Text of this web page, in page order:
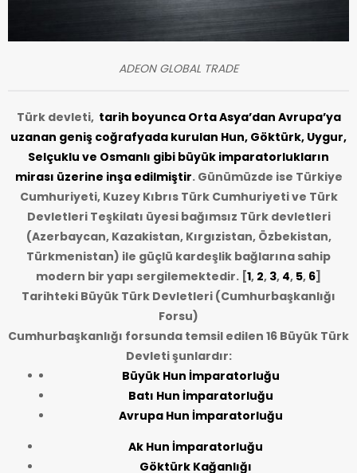
ADEON GLOBAL TRADE
Türk devleti, tarih boyunca Orta Asya’dan Avrupa’ya
uzanan geniş coğrafyada kurulan Hun, Göktürk, Uygur,
Selçuklu ve Osmanlı gibi büyük imparatorlukların
mirası üzerine inşa edilmiştir. Günümüzde ise Türkiye
Cumhuriyeti, Kuzey Kıbrıs Türk Cumhuriyeti ve Türk
Devletleri Teşkilatı üyesi bağımsız Türk devletleri
(Azerbaycan, Kazakistan, Kırgızistan, Özbekistan,
Türkmenistan) ile güçlü kardeşlik bağlarına sahip
modern bir yapı sergilemektedir. [1, 2, 3, 4, 5, 6]
Tarihteki Büyük Türk Devletleri (Cumhurbaşkanlığı
Forsu)
Cumhurbaşkanlığı forsunda temsil edilen 16 Büyük Türk
Devleti şunlardır:
Büyük Hun İmparatorluğu
Batı Hun İmparatorluğu
Avrupa Hun İmparatorluğu
Ak Hun İmparatorluğu
Göktürk Kağanlığı